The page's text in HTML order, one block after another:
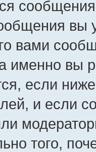
сообщения
вами
именно
если
и если
того,